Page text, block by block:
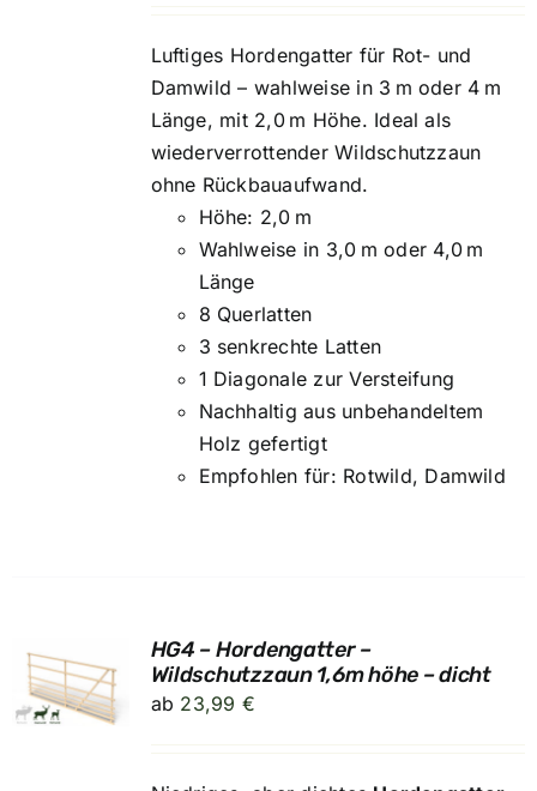
Luftiges Hordengatter für Rot- und
Damwild – wahlweise in 3 m oder 4 m
Länge, mit 2,0 m Höhe. Ideal als
wiederverrottender Wildschutzzaun
ohne Rückbauaufwand.
Höhe: 2,0 m
Wahlweise in 3,0 m oder 4,0 m
Länge
8 Querlatten
3 senkrechte Latten
1 Diagonale zur Versteifung
Nachhaltig aus unbehandeltem
Holz gefertigt
Empfohlen für: Rotwild, Damwild
HG4 – Hordengatter –
Wildschutzzaun 1,6m höhe – dicht
ab 23,99 €